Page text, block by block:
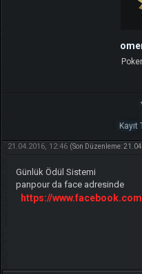
21.04.2016, 12:46 (Son Düzenleme:
Günlük Ödül Sistemi
panpour da face adresinde
https://